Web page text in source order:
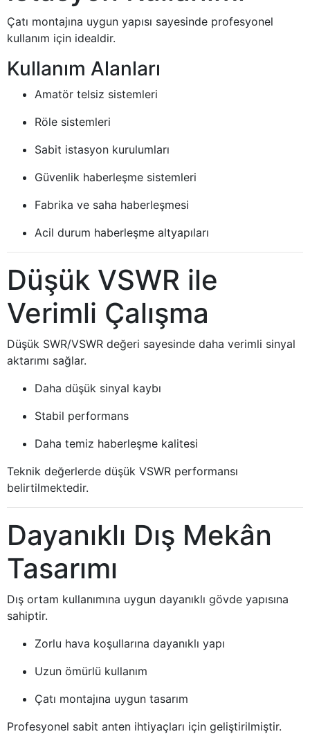
Çatı montajına uygun yapısı sayesinde profesyonel
kullanım için idealdir.
Kullanım Alanları
Amatör telsiz sistemleri
Röle sistemleri
Sabit istasyon kurulumları
Güvenlik haberleşme sistemleri
Fabrika ve saha haberleşmesi
Acil durum haberleşme altyapıları
Düşük VSWR ile
Verimli Çalışma
Düşük SWR/VSWR değeri sayesinde daha verimli sinyal
aktarımı sağlar.
Daha düşük sinyal kaybı
Stabil performans
Daha temiz haberleşme kalitesi
Teknik değerlerde düşük VSWR performansı
belirtilmektedir.
Dayanıklı Dış Mekân
Tasarımı
Dış ortam kullanımına uygun dayanıklı gövde yapısına
sahiptir.
Zorlu hava koşullarına dayanıklı yapı
Uzun ömürlü kullanım
Çatı montajına uygun tasarım
Profesyonel sabit anten ihtiyaçları için geliştirilmiştir.